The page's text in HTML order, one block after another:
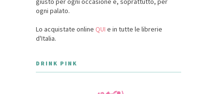
ogni palato.
Lo acquistate online QUI e in tutte le librerie
d'Italia.
DRINK PINK